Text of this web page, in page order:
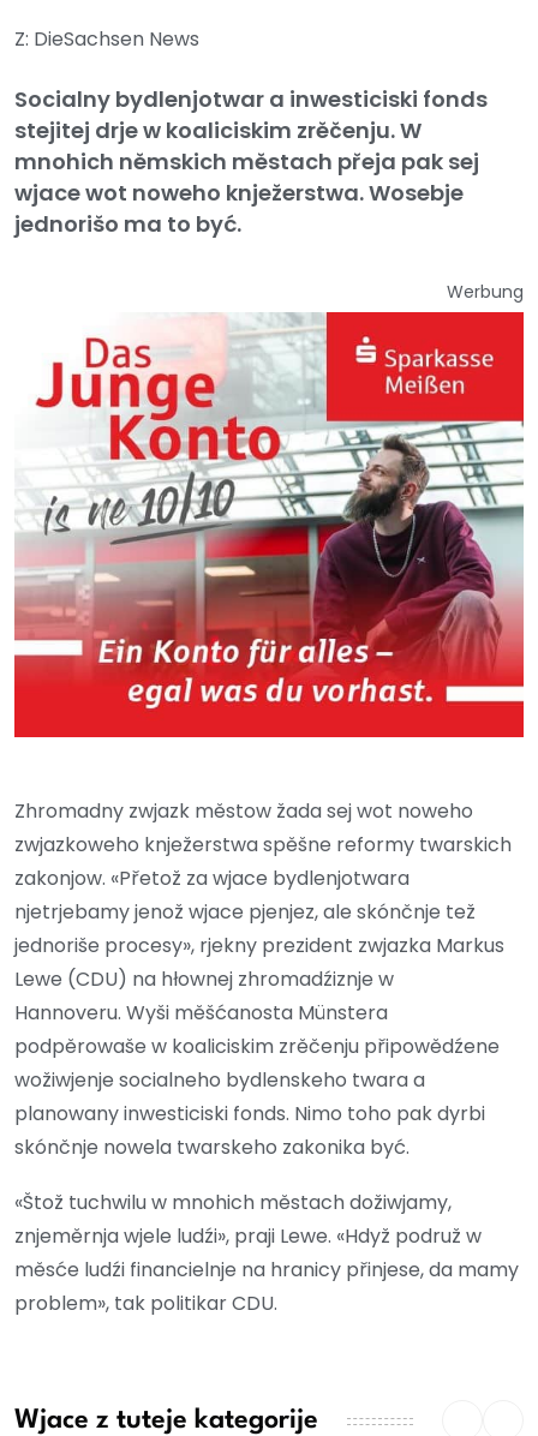
Z: DieSachsen News
Socialny bydlenjotwar a inwesticiski fonds
stejitej drje w koaliciskim zrěčenju. W
mnohich němskich městach přeja pak sej
wjace wot noweho knježerstwa. Wosebje
jednorišo ma to być.
Werbung
Zhromadny zwjazk městow žada sej wot noweho
zwjazkoweho knježerstwa spěšne reformy twarskich
zakonjow. «Přetož za wjace bydlenjotwara
njetrjebamy jenož wjace pjenjez, ale skónčnje tež
jednoriše procesy», rjekny prezident zwjazka Markus
Lewe (CDU) na hłownej zhromadźiznje w
Hannoveru. Wyši měšćanosta Münstera
podpěrowaše w koaliciskim zrěčenju připowědźene
wožiwjenje socialneho bydlenskeho twara a
planowany inwesticiski fonds. Nimo toho pak dyrbi
skónčnje nowela twarskeho zakonika być.
«Štož tuchwilu w mnohich městach dožiwjamy,
znjeměrnja wjele ludźi», praji Lewe. «Hdyž podruž w
měsće ludźi financielnje na hranicy přinjese, da mamy
problem», tak politikar CDU.
Wjace z tuteje kategorije